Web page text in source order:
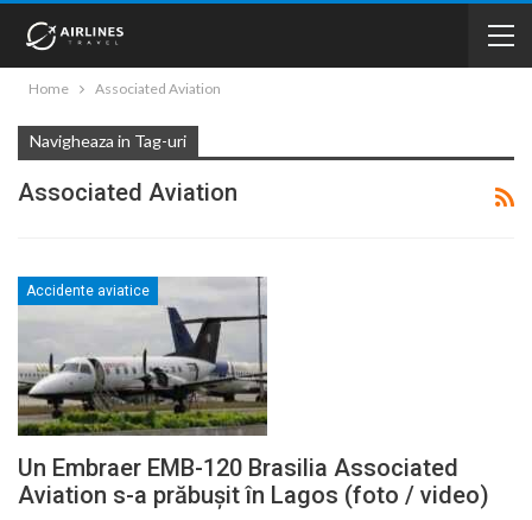
Home Associated Aviation
Navigheaza in Tag-uri
Associated Aviation
Accidente aviatice
Un Embraer EMB-120 Brasilia Associated
Aviation s-a prăbuşit în Lagos (foto / video)